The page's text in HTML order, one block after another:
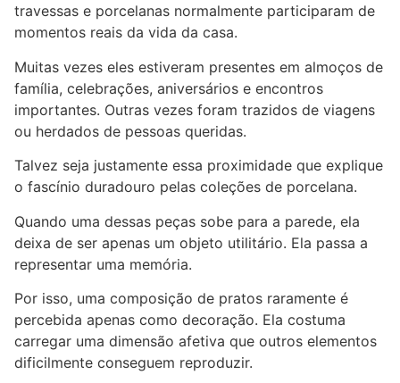
travessas e porcelanas normalmente participaram de
momentos reais da vida da casa.
Muitas vezes eles estiveram presentes em almoços de
família, celebrações, aniversários e encontros
importantes. Outras vezes foram trazidos de viagens
ou herdados de pessoas queridas.
Talvez seja justamente essa proximidade que explique
o fascínio duradouro pelas coleções de porcelana.
Quando uma dessas peças sobe para a parede, ela
deixa de ser apenas um objeto utilitário. Ela passa a
representar uma memória.
Por isso, uma composição de pratos raramente é
percebida apenas como decoração. Ela costuma
carregar uma dimensão afetiva que outros elementos
dificilmente conseguem reproduzir.